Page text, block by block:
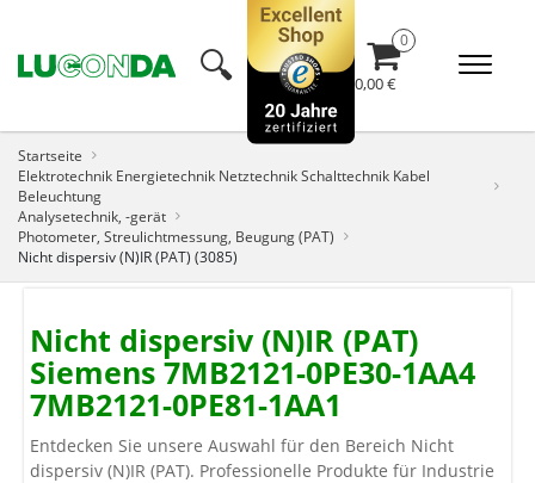
🔍︎ 0,00 €
Startseite
Elektrotechnik Energietechnik Netztechnik Schalttechnik Kabel
Beleuchtung
Analysetechnik, -gerät
Photometer, Streulichtmessung, Beugung (PAT)
Nicht dispersiv (N)IR (PAT) (3085)
Nicht dispersiv (N)IR (PAT)
Siemens 7MB2121-0PE30-1AA4
7MB2121-0PE81-1AA1
Entdecken Sie unsere Auswahl für den Bereich Nicht
dispersiv (N)IR (PAT). Professionelle Produkte für Industrie